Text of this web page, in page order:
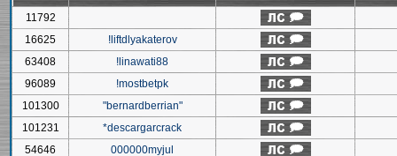
11792
16625
!liftdlyakaterov
63408
!linawati88
96089
!mostbetpk
101300
"bernardberrian"
101231
*descargarcrack
54646
000000myjul